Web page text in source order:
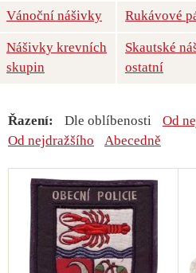
Vánoční nášivky Rukávové
Nášivky krevních
skupin
Skautské
ostatní
Řazení: Dle oblíbenosti
Od
Od nejdražšího
Abecedně